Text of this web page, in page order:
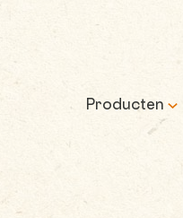
Producten